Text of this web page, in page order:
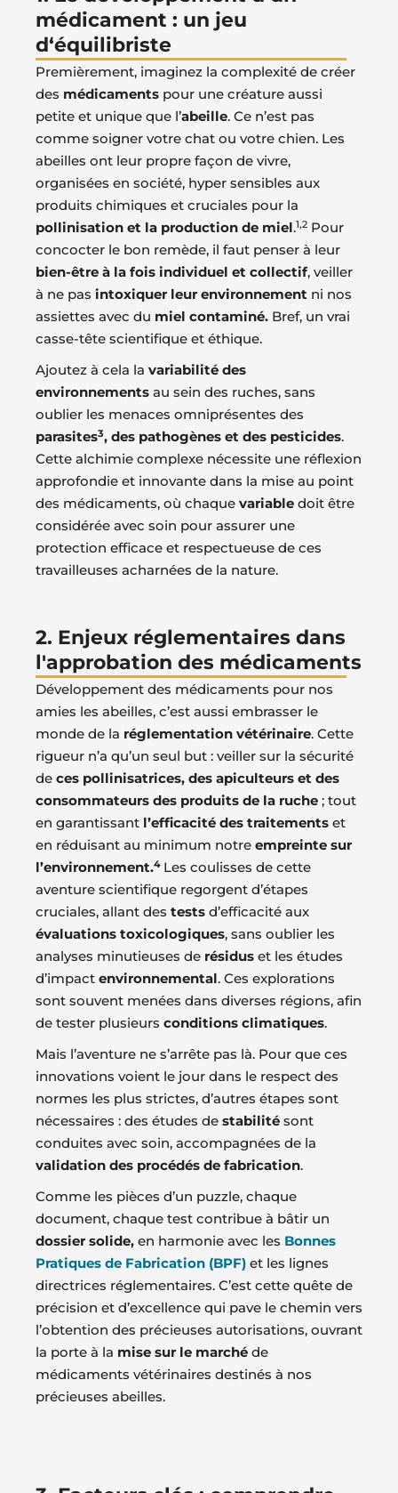
médicament : un jeu
d‘équilibriste
Premièrement, imaginez la complexité de créer
des médicaments pour une créature aussi
petite et unique que l’abeille. Ce n’est pas
comme soigner votre chat ou votre chien. Les
abeilles ont leur propre façon de vivre,
organisées en société, hyper sensibles aux
produits chimiques et cruciales pour la
pollinisation et la production de miel.1,2 Pour
concocter le bon remède, il faut penser à leur
bien-être à la fois individuel et collectif, veiller
à ne pas intoxiquer leur environnement ni nos
assiettes avec du miel contaminé. Bref, un vrai
casse-tête scientifique et éthique.
Ajoutez à cela la variabilité des
environnements au sein des ruches, sans
oublier les menaces omniprésentes des
parasites3, des pathogènes et des pesticides.
Cette alchimie complexe nécessite une réflexion
approfondie et innovante dans la mise au point
des médicaments, où chaque variable doit être
considérée avec soin pour assurer une
protection efficace et respectueuse de ces
travailleuses acharnées de la nature.
2. Enjeux réglementaires dans
l'approbation des médicaments
Développement des médicaments pour nos
amies les abeilles, c’est aussi embrasser le
monde de la réglementation vétérinaire. Cette
rigueur n’a qu’un seul but : veiller sur la sécurité
de ces pollinisatrices, des apiculteurs et des
consommateurs des produits de la ruche ; tout
en garantissant l’efficacité des traitements et
en réduisant au minimum notre empreinte sur
l’environnement.4 Les coulisses de cette
aventure scientifique regorgent d’étapes
cruciales, allant des tests d’efficacité aux
évaluations toxicologiques, sans oublier les
analyses minutieuses de résidus et les études
d’impact environnemental. Ces explorations
sont souvent menées dans diverses régions, afin
de tester plusieurs conditions climatiques.
Mais l’aventure ne s’arrête pas là. Pour que ces
innovations voient le jour dans le respect des
normes les plus strictes, d’autres étapes sont
nécessaires : des études de stabilité sont
conduites avec soin, accompagnées de la
validation des procédés de fabrication.
Comme les pièces d’un puzzle, chaque
document, chaque test contribue à bâtir un
dossier solide, en harmonie avec les Bonnes
Pratiques de Fabrication (BPF) et les lignes
directrices réglementaires. C’est cette quête de
précision et d’excellence qui pave le chemin vers
l’obtention des précieuses autorisations, ouvrant
la porte à la mise sur le marché de
médicaments vétérinaires destinés à nos
précieuses abeilles.